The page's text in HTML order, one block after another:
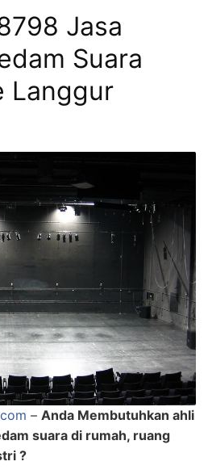
Jasa
Suara
Langgur
– Anda Membutuhkan ahli
suara di rumah, ruang
?